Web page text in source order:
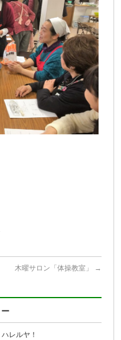
木曜サロン「体操教室」 →
レルヤ！